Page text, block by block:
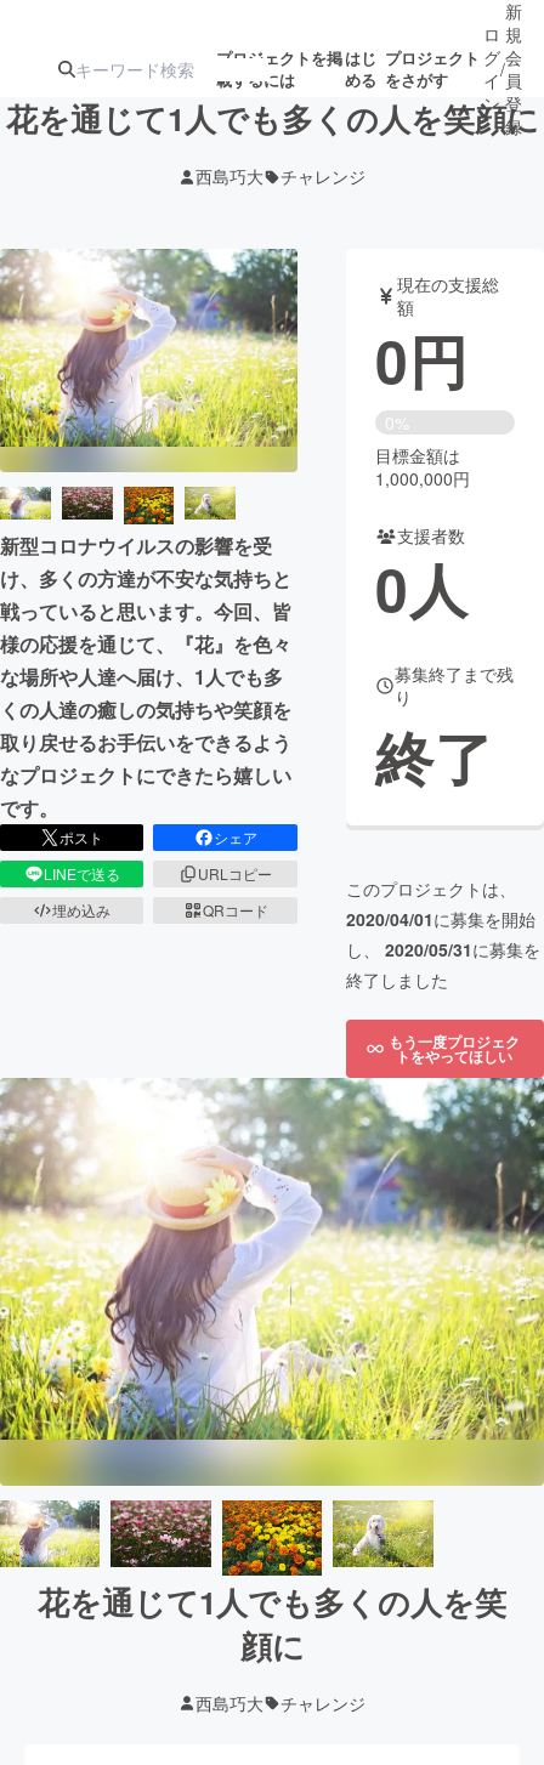
プロジェクトを掲
載するには
はじ
める
プロジェクト
をさがす
アート・写真
テクノロジー・ガジェット ゲーム・サ
書籍・雑誌
ビジネス・起業 チャレンジ
まちづくり・地域活性化
CAMPFIRE for Social Good
CAMPFIRE Creation
CAMPFIREふるさと納税machi-ya コミュニティ
ロ
グ
イ
ン
/
新
規
会
員
登
録
花を通じて1人でも多くの人を笑顔に
西島巧大 チャレンジ
新型コロナウイルスの影響を受
け、多くの方達が不安な気持ちと
戦っていると思います。今回、皆
様の応援を通じて、『花』を色々
な場所や人達へ届け、1人でも多
くの人達の癒しの気持ちや笑顔を
取り戻せるお手伝いをできるよう
なプロジェクトにできたら嬉しい
です。
ポスト
シェア
LINEで送る
URLコピー
埋め込み
QRコード
現在の支援総
額
0円
0%
目標金額は
1,000,000円
支援者数
0人
募集終了まで残
り
終了
このプロジェクトは、
2020/04/01に募集を開始
し、 2020/05/31に募集を
終了しました
もう一度プロジェク
トをやってほしい
花を通じて1人でも多くの人を笑
顔に
西島巧大 チャレンジ